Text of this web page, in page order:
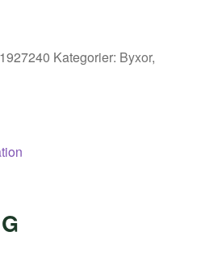
467,00 kr.
Kategorier: Byxor,